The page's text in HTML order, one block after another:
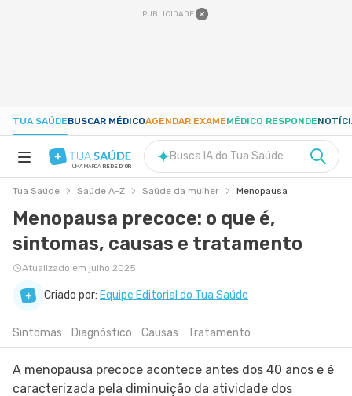
PUBLICIDADE
TUA SAÚDEBUSCAR MÉDICOAGENDAR EXAMEMÉDICO RESPONDE
NUTRIÇÃO
GRAVIDEZ
BEM-ESTAR
SIGA O TUA SAÚDE NAS REDES SOCIAIS
UMA MARCA REDE D'OR
Busca IA do Tua Saúde
Tua Saúde Saúde A-Z Saúde da mulher Menopausa
Menopausa precoce: o que é,
sintomas, causas e tratamento
Atualizado em julho 2025
Criado por: Equipe Editorial do Tua Saúde
Sintomas Diagnóstico Causas Tratamento
A menopausa precoce acontece antes dos 40 anos e é
caracterizada pela diminuição da atividade dos